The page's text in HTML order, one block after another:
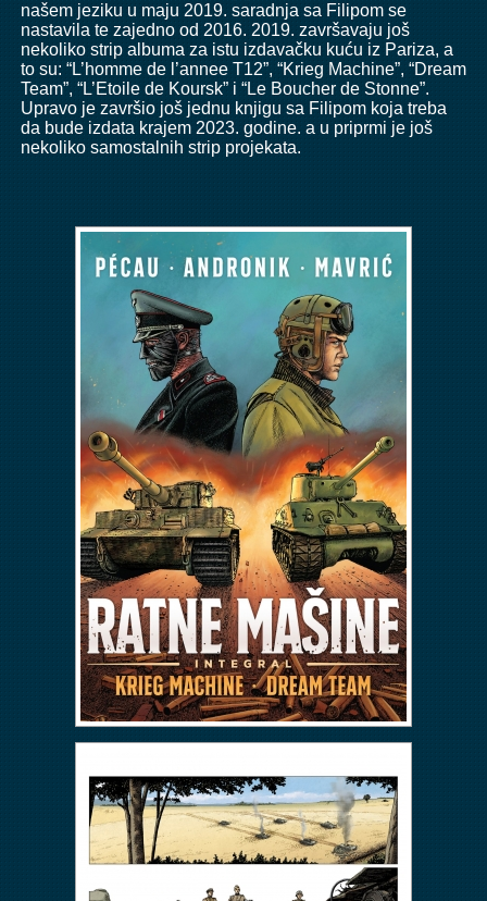
našem jeziku u maju 2019. saradnja sa Filipom se
nastavila te zajedno od 2016. 2019. završavaju još
nekoliko strip albuma za istu izdavačku kuću iz Pariza, a
to su: “L’homme de l’annee T12”, “Krieg Machine”, “Dream
Team”, “L’Etoile de Koursk” i “Le Boucher de Stonne”.
Upravo je završio još jednu knjigu sa Filipom koja treba
da bude izdata krajem 2023. godine. a u priprmi je još
nekoliko samostalnih strip projekata.